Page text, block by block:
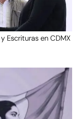
Escrituras en CDMX